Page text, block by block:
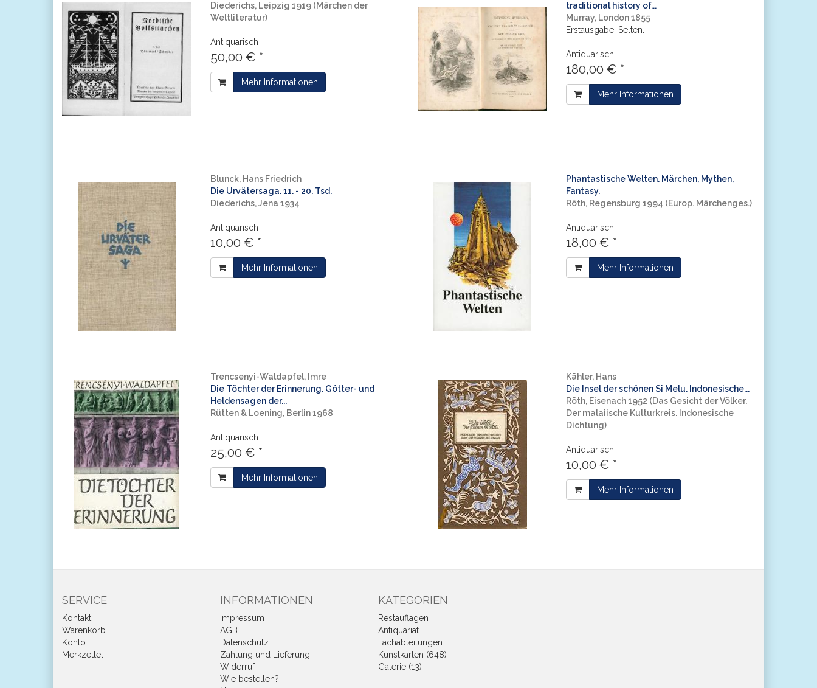
Diederichs, Leipzig 1919 (Märchen der
Weltliteratur)
Antiquarisch
50,00 € *
Mehr Informationen
traditional history of...
Murray, London 1855
Erstausgabe. Selten.
Antiquarisch
180,00 € *
Mehr Informationen
Blunck, Hans Friedrich
Die Urvätersaga. 11. - 20. Tsd.
Diederichs, Jena 1934
Antiquarisch
10,00 € *
Mehr Informationen
Phantastische Welten. Märchen, Mythen,
Fantasy.
Röth, Regensburg 1994 (Europ. Märchenges.)
Antiquarisch
18,00 € *
Mehr Informationen
Trencsenyi-Waldapfel, Imre
Die Töchter der Erinnerung. Götter- und
Heldensagen der...
Rütten & Loening, Berlin 1968
Antiquarisch
25,00 € *
Mehr Informationen
Kähler, Hans
Die Insel der schönen Si Melu. Indonesische...
Röth, Eisenach 1952 (Das Gesicht der Völker.
Der malaiische Kulturkreis. Indonesische
Dichtung)
Antiquarisch
10,00 € *
Mehr Informationen
SERVICE
Kontakt
Warenkorb
Konto
Merkzettel
INFORMATIONEN
Impressum
AGB
Datenschutz
Zahlung und Lieferung
Widerruf
Wie bestellen?
KATEGORIEN
Restauflagen
Antiquariat
Fachabteilungen
Kunstkarten (648)
Galerie (13)